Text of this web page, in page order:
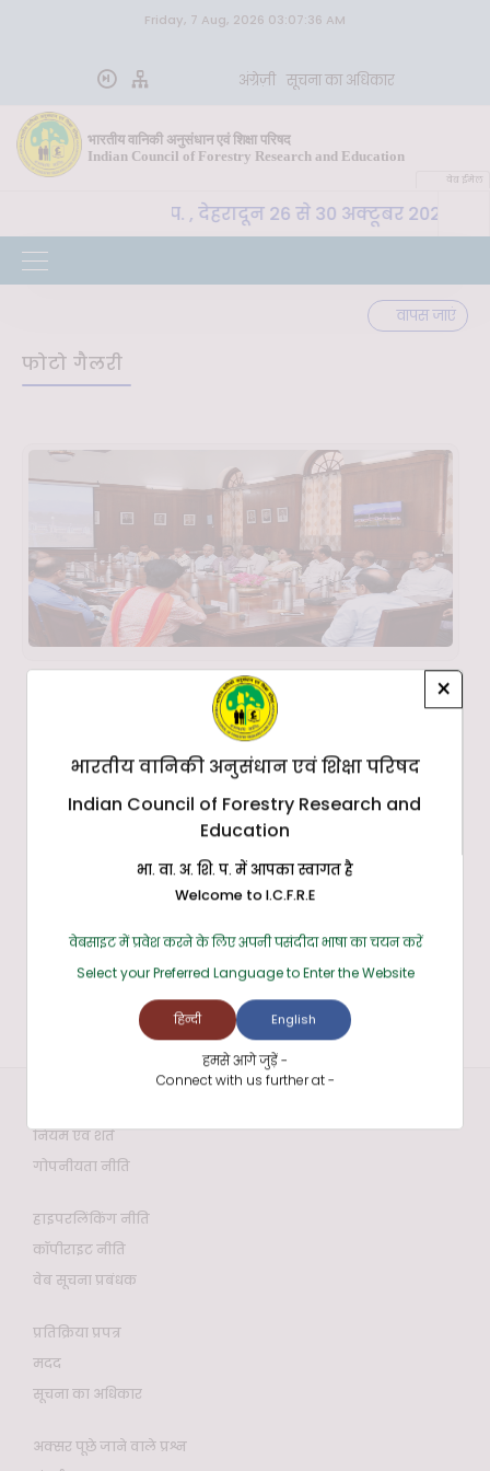
Friday, 7 Aug, 2026 03:07:36 AM
अंग्रेज़ी सूचना का अधिकार
भारतीय वानिकी अनुसंधान एवं शिक्षा परिषद
Indian Council of Forestry Research and Education
वेब ईमेल
SLM, भा. वा. अ. शि. प. , देहरादून 26 से 30 अक्टूबर 2026
वापस जाएं
फोटो गैलरी
नियम एवं शर्तें
गोपनीयता नीति
हाइपरलिंकिंग नीति
कॉपीराइट नीति
वेब सूचना प्रबंधक
प्रतिक्रिया प्रपत्र
मदद
सूचना का अधिकार
अक्सर पूछे जाने वाले प्रश्न
×
भारतीय वानिकी अनुसंधान एवं शिक्षा परिषद
Indian Council of Forestry Research and
Education
भा. वा. अ. शि. प. में आपका स्वागत है
Welcome to I.C.F.R.E
वेबसाइट में प्रवेश करने के लिए अपनी पसंदीदा भाषा का चयन करें
Select your Preferred Language to Enter the Website
हिन्दी English
हमसे आगे जुड़ें -
Connect with us further at -